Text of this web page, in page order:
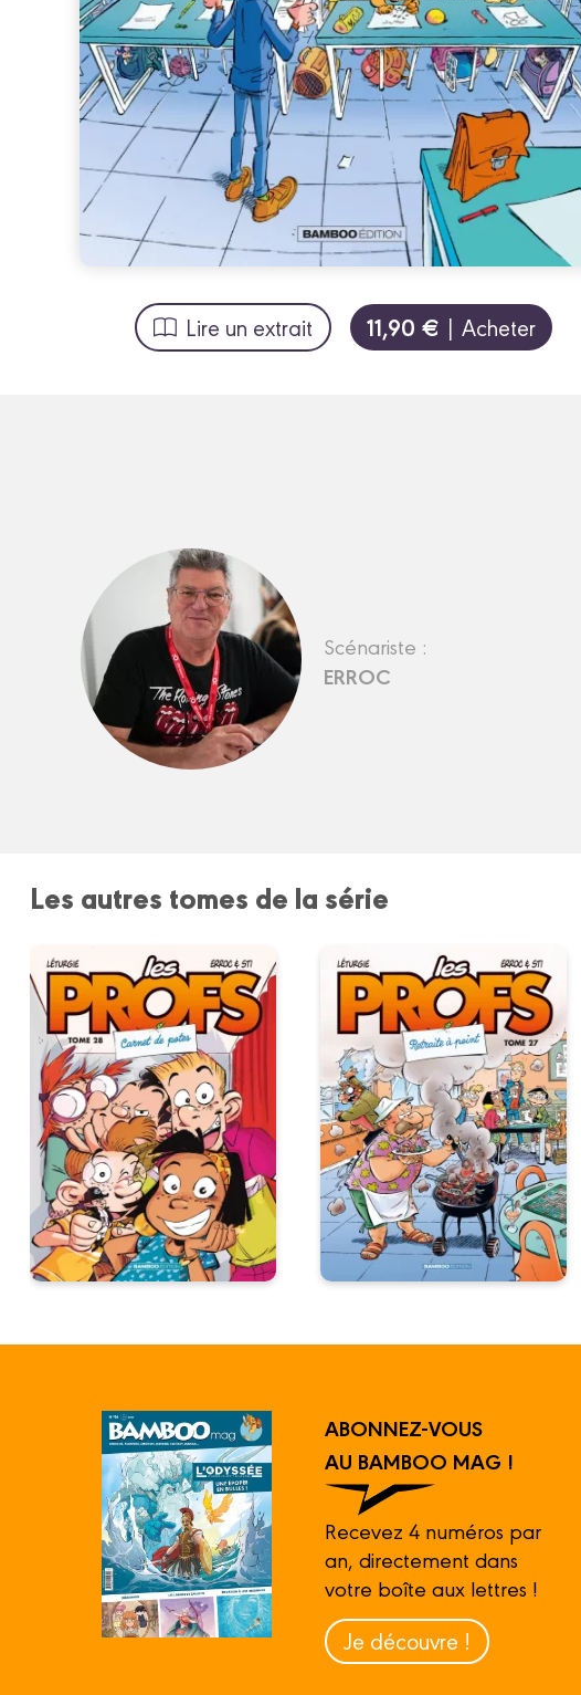
Lire un extrait 11,90 € | Acheter
Scénariste :
ERROC
Les autres tomes de la série
ABONNEZ-VOUS
AU BAMBOO MAG !
Recevez 4 numéros par
an, directement dans
votre boîte aux lettres !
Je découvre !